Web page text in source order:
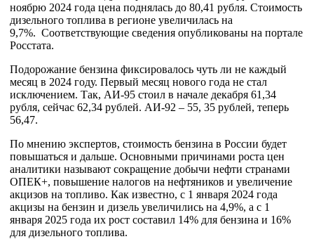
ноябрю 2024 года цена поднялась до 80,41 рубля. Стоимость
дизельного топлива в регионе увеличилась на
9,7%. Соответствующие сведения опубликованы на портале
Росстата.
Подорожание бензина фиксировалось чуть ли не каждый
месяц в 2024 году. Первый месяц нового года не стал
исключением. Так, АИ-95 стоил в начале декабря 61,34
рубля, сейчас 62,34 рублей. АИ-92 – 55, 35 рублей, теперь
56,47.
По мнению экспертов, стоимость бензина в России будет
повышаться и дальше. Основными причинами роста цен
аналитики называют сокращение добычи нефти странами
ОПЕК+, повышение налогов на нефтяников и увеличение
акцизов на топливо. Как известно, с 1 января 2024 года
акцизы на бензин и дизель увеличились на 4,9%, а с 1
января 2025 года их рост составил 14% для бензина и 16%
для дизельного топлива.